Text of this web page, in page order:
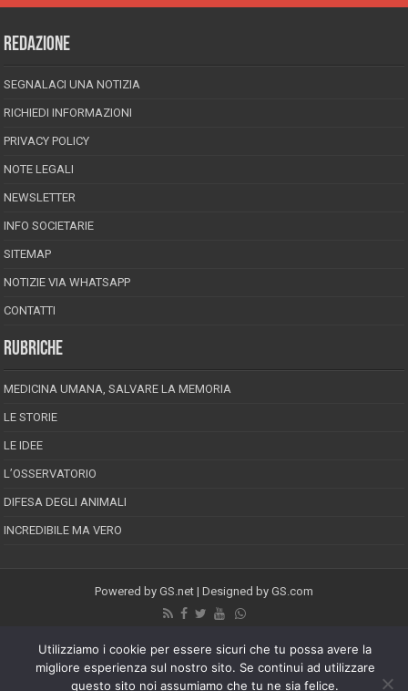
REDAZIONE
SEGNALACI UNA NOTIZIA
RICHIEDI INFORMAZIONI
PRIVACY POLICY
NOTE LEGALI
NEWSLETTER
INFO SOCIETARIE
SITEMAP
NOTIZIE VIA WHATSAPP
CONTATTI
RUBRICHE
MEDICINA UMANA, SALVARE LA MEMORIA
LE STORIE
LE IDEE
L’OSSERVATORIO
DIFESA DEGLI ANIMALI
INCREDIBILE MA VERO
Powered by GS.net | Designed by GS.com
Registrazione Tribunale di Pescara reg. speciale della stampa n.08/2012
Direttore responsabile: Maurizio Piccinino
Iscrizione al ROC n.22607
Utilizziamo i cookie per essere sicuri che tu possa avere la
migliore esperienza sul nostro sito. Se continui ad utilizzare
questo sito noi assumiamo che tu ne sia felice.